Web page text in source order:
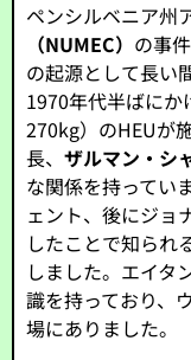
ペンシルベニア州
（NUMEC） の事
の起源として長い
1970年代半ばに
270kg）のHEUが
長、ザルマン・シ
な関係を持ってい
ェント、後にジョ
したことで知られ
しました。エイタ
識を持っており、
場にありました。